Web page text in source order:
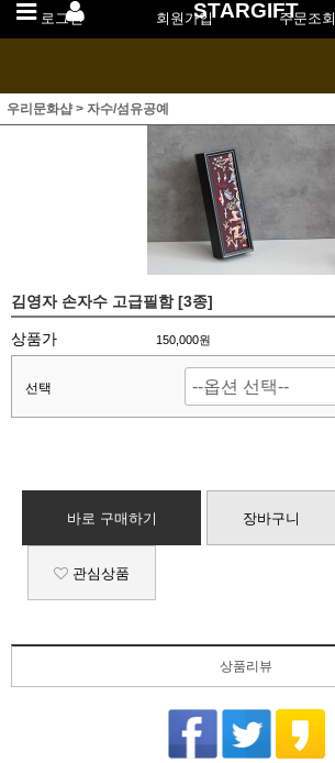
로그인 회원가입 주문조회
STARGIFT
우리문화샵> 자수/섬유공예
김영자 손자수 고급필함 [3종]
상품가 150,000원
선택
바로 구매하기 장바구니
관심상품
상품리뷰